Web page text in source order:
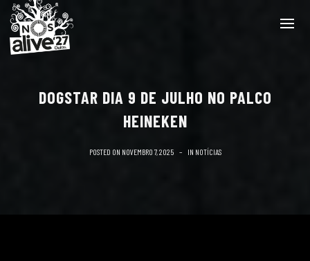
DOGSTAR DIA 9 DE JULHO NO PALCO
HEINEKEN
POSTED ON NOVEMBRO 7, 2025 IN NOTÍCIAS